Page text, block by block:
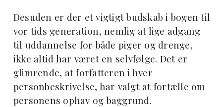
Desuden er der et vigtigt budskab i bogen til
vor tids generation, nemlig at lige adgang
til uddannelse for både piger og drenge,
ikke altid har været en selvfølge. Det er
glimrende, at forfatteren i hver
personbeskrivelse, har valgt at fortælle om
personens ophav og baggrund.